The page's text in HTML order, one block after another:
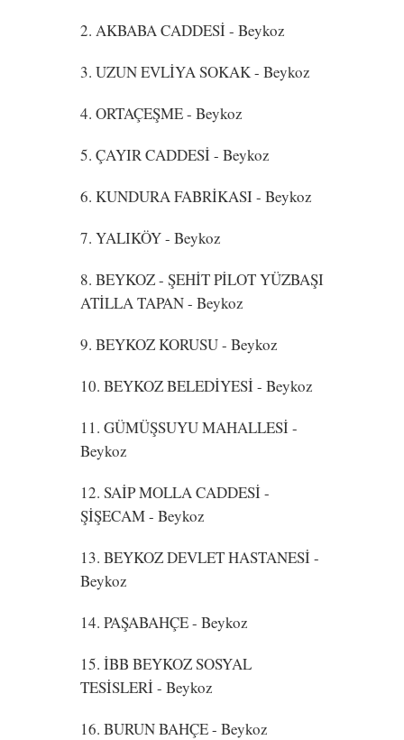
2. AKBABA CADDESİ- Beykoz
3. UZUN EVLİYA SOKAK- Beykoz
4. ORTAÇEŞME- Beykoz
5. ÇAYIR CADDESİ- Beykoz
6. KUNDURA FABRİKASI- Beykoz
7. YALIKÖY- Beykoz
8. BEYKOZ - ŞEHİT PİLOT YÜZBAŞI
ATİLLA TAPAN- Beykoz
9. BEYKOZ KORUSU- Beykoz
10. BEYKOZ BELEDİYESİ- Beykoz
11. GÜMÜŞSUYU MAHALLESİ-
Beykoz
12. SAİP MOLLA CADDESİ -
ŞİŞECAM- Beykoz
13. BEYKOZ DEVLET HASTANESİ-
Beykoz
14. PAŞABAHÇE- Beykoz
15. İBB BEYKOZ SOSYAL
TESİSLERİ- Beykoz
16. BURUN BAHÇE- Beykoz